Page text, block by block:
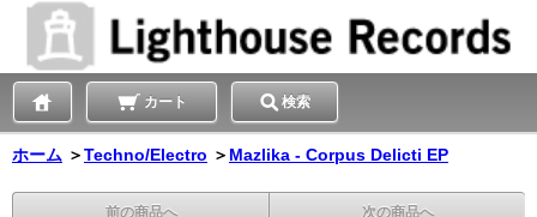
カート 検索
ホーム ＞Techno/Electro ＞ Mazlika - Corpus Delicti EP
前の商品へ 次の商品へ